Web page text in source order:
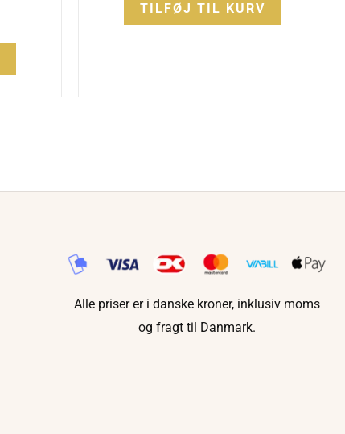
TILFØJ TIL KURV
Alle priser er i danske kroner, inklusiv moms
og fragt til Danmark.